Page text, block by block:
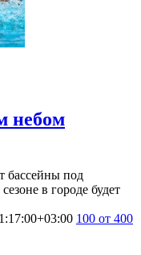
небом
бассейны под
в городе будет
100 от 400